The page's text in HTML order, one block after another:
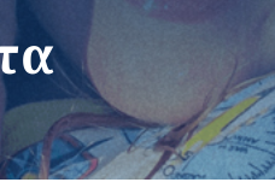
Συμμαχία Σπάνιων
Συντονιστικό Συμβούλιο
Συνδέσμων Ασθενών
Ελλάδος
Περισσότερα